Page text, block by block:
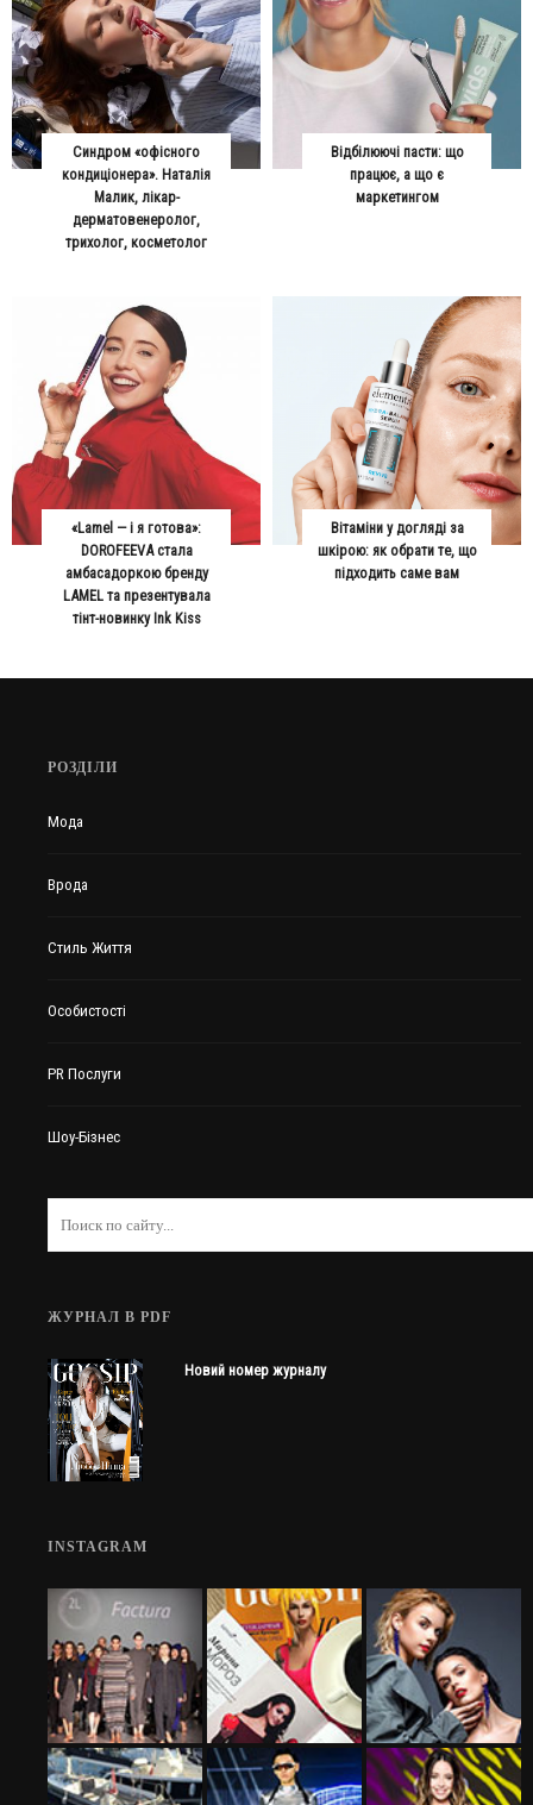
Синдром «офісного
кондиціонера». Наталія
Малик, лікар-
дерматовенеролог,
трихолог, косметолог
Відбілюючі пасти: що
працює, а що є
маркетингом
«Lamel — і я готова»:
DOROFEEVA стала
амбасадоркою бренду
LAMEL та презентувала
тінт-новинку Ink Kiss
Вітаміни у догляді за
шкірою: як обрати те, що
підходить саме вам
РОЗДІЛИ
Мода
Врода
Стиль Життя
Особистості
PR Послуги
Шоу-Бізнес
ЖУРНАЛ В PDF
Новий номер журналу
INSTAGRAM